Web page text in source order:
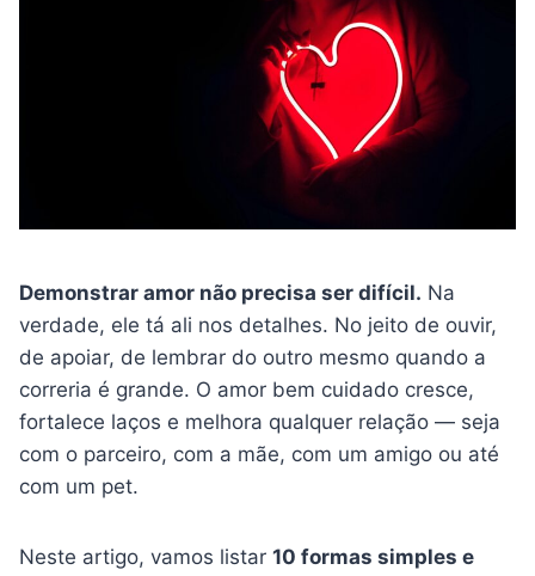
Demonstrar amor não precisa ser difícil. Na
verdade, ele tá ali nos detalhes. No jeito de ouvir,
de apoiar, de lembrar do outro mesmo quando a
correria é grande. O amor bem cuidado cresce,
fortalece laços e melhora qualquer relação — seja
com o parceiro, com a mãe, com um amigo ou até
com um pet.
Neste artigo, vamos listar 10 formas simples e